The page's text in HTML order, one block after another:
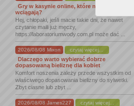
Gry w kasynie online, które naprawdę
wciągają?
Hej, chłopaki, jeśli macie takie dni, że nawet
czytanie maili już męczy,
https://laboratoriumwody.com.pl może dać ...
2026/08/08 Mixon czytaj więcej...
Dlaczego warto wybierać dobrze
dopasowaną bieliznę dla kobiet
Komfort noszenia zależy przede wszystkim od
właściwego dopasowania bielizny do sylwetki.
Zbyt ciasne lub zbyt ...
2026/08/08 James227 czytaj więcej...